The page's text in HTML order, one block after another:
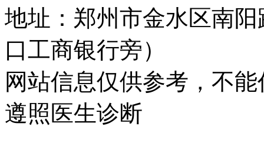
地址：郑州市金水区南
口工商银行旁）
网站信息仅供参考，不
遵照医生诊断